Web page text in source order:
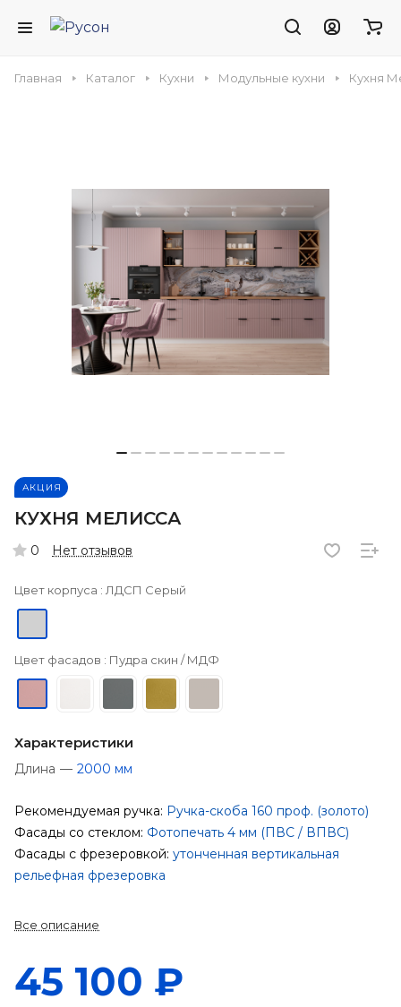
Главная Каталог Кухни Модульные кухни Кухня
АКЦИЯ
КУХНЯ МЕЛИССА
0 Нет отзывов
Цвет корпуса :ЛДСП Cерый
Цвет фасадов : Пудра скин / МДФ
Характеристики
Длина — 2000 мм
Рекомендуемая ручка: Ручка-скоба 160 проф. (золото)
Фасады со стеклом: Фотопечать 4 мм (ПВС / ВПВС)
Фасады с фрезеровкой: утонченная вертикальная
рельефная фрезеровка
Все описание
45 100 ₽